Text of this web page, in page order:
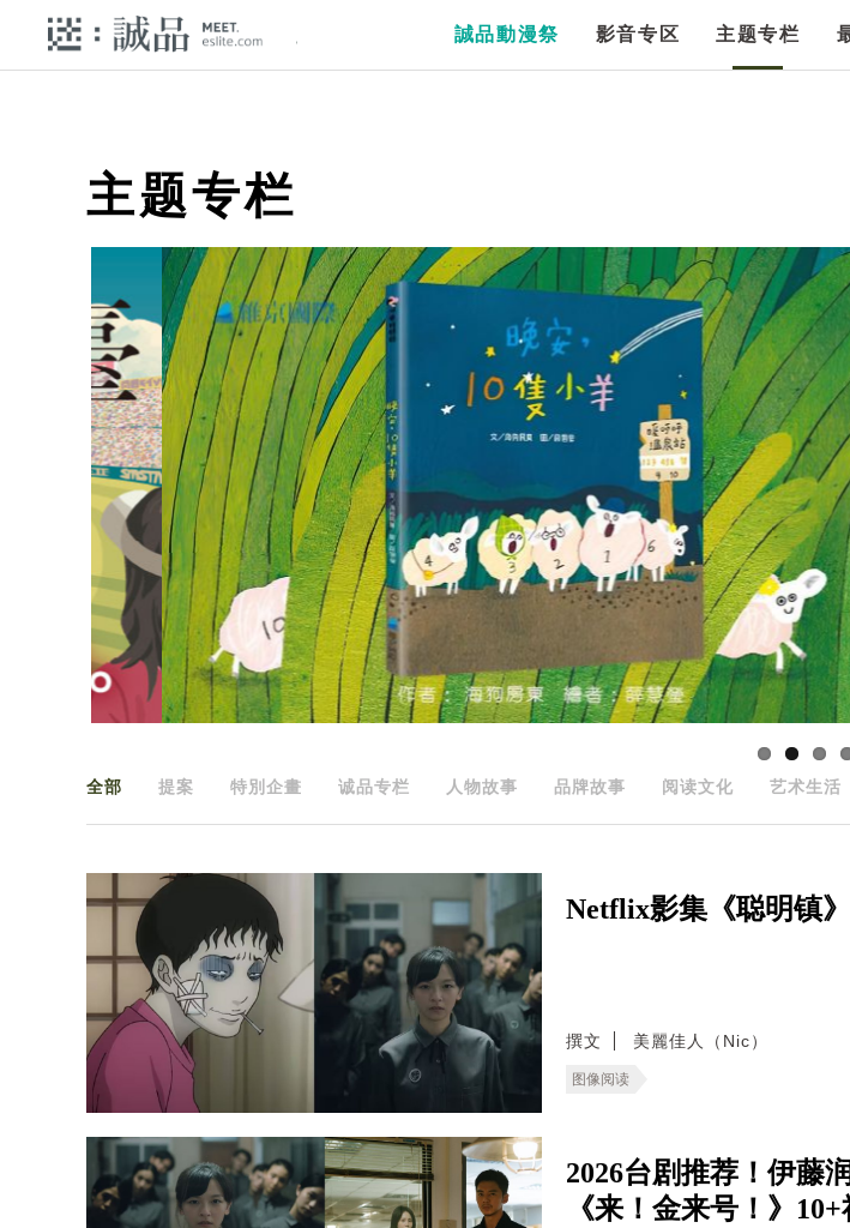
誠品動漫祭 影音专区 主题专栏
主题专栏
全部 提案 特別企畫 诚品专栏 人物故事 品牌故事 阅读文化 艺术生活
Netflix影集《聪明镇
撰文 美麗佳人（Nic）
图像阅读
2026台剧推荐！伊藤
《来！金来号！》